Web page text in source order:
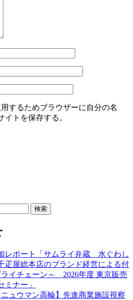
するためブラウザーに自分の名
トを保存する。
レポート「サムライ弁蔵 水ぐわし
疋屋総本店のブランド経営による付
イチェーン～ 2026年度 東京販売
ミナー」
ニュウマン高輪】先進商業施設視察